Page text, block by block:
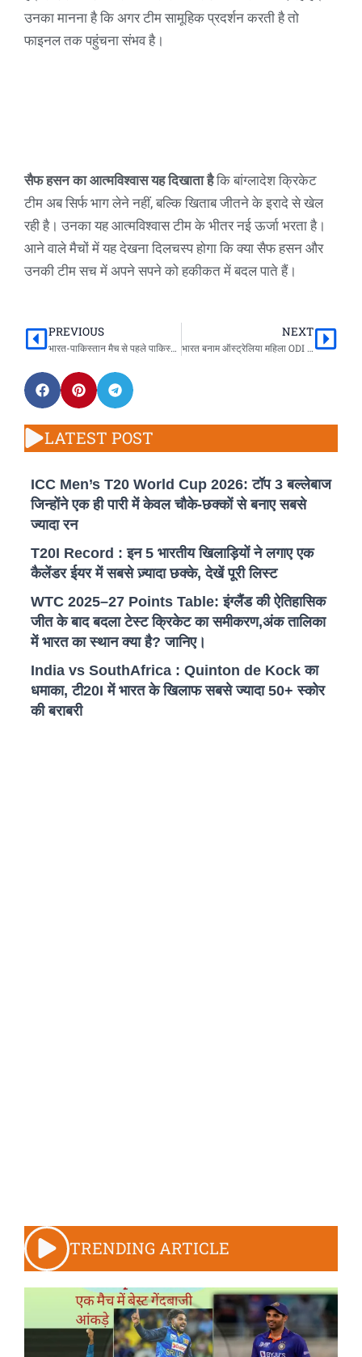
उनका मानना है कि अगर टीम सामूहिक प्रदर्शन करती है तो
फाइनल तक पहुंचना संभव है।
सैफ हसन का आत्मविश्वास यह दिखाता हैकि बांग्लादेश क्रिकेट
टीम अब सिर्फ भाग लेने नहीं, बल्कि खिताब जीतने के इरादे से खेल
रही है। उनका यह आत्मविश्वास टीम के भीतर नई ऊर्जा भरता है।
आने वाले मैचों में यह देखना दिलचस्प होगा कि क्या सैफ हसन और
उनकी टीम सच में अपने सपने को हकीकत में बदल पाते हैं।
PrevPREVIOUS
भारत-पाकिस्तान मैच से पहले पाकिस्तान का प्रेस कॉन्फ्रेंस बहिष्कार | Asia Cup 2025 बड़ी खबर
NEXT
भारत बनाम ऑस्ट्रेलिया महिला ODI सीरीज़ 2025: स्मृति मंडाना बनीं टॉप रन-स्कोरर Next
LATEST POST
ICC Men’s T20 World Cup 2026: टॉप 3 बल्लेबाज
जिन्होंने एक ही पारी में केवल चौके-छक्कों से बनाए सबसे
ज्यादा रन
T20I Record : इन 5 भारतीय खिलाड़ियों ने लगाए एक
कैलेंडर ईयर में सबसे ज़्यादा छक्के, देखें पूरी लिस्ट
WTC 2025–27 Points Table: इंग्लैंड की ऐतिहासिक
जीत के बाद बदला टेस्ट क्रिकेट का समीकरण,अंक तालिका
में भारत का स्थान क्या है? जानिए।
India vs SouthAfrica : Quinton de Kock का
धमाका, टी20I में भारत के खिलाफ सबसे ज्यादा 50+ स्कोर
की बराबरी
TRENDING ARTICLE